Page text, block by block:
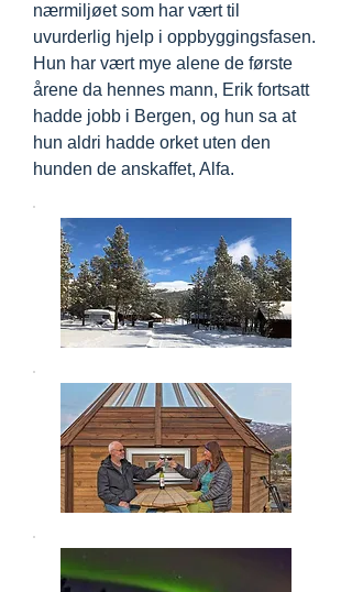
nærmiljøet som har vært til
uvurderlig hjelp i oppbyggingsfasen.
Hun har vært mye alene de første
årene da hennes mann, Erik fortsatt
hadde jobb i Bergen, og hun sa at
hun aldri hadde orket uten den
hunden de anskaffet, Alfa.